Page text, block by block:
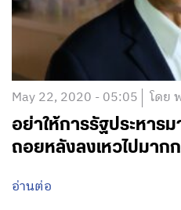
May 22, 2020 - 05:05 โดย
อย่าให้การรัฐประหารม
ถอยหลังลงเหวไปมาก
อ่านต่อ